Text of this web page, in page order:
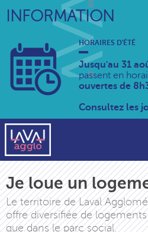
INFORMATION
HORAIRES D'ÉTÉ
Jusqu'au 31
passent en
ouvertes de
Consultez les
Je loue un
Le territoire de Laval
offre diversifiée de
que dans le parc social.